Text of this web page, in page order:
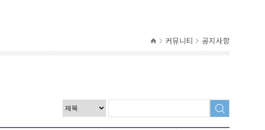
커뮤니티 공지사항